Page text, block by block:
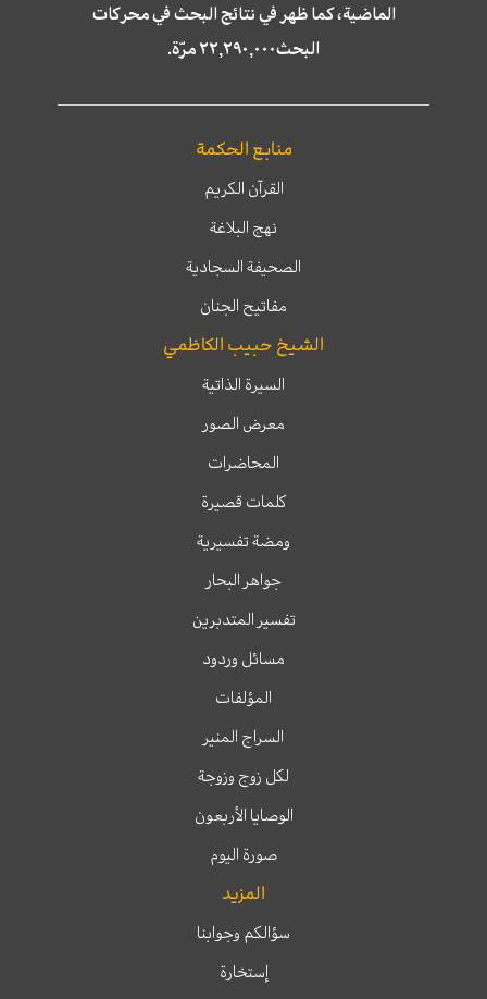
الماضية، كما ظهر في نتائج البحث في محركات
البحث٢٢,٢٩٠,٠٠٠ مرّة.
منابع الحكمة
القرآن الكريم
نهج البلاغة
الصحيفة السجادية
مفاتيح الجنان
الشيخ حبيب الكاظمي
السيرة الذاتية
معرض الصور
المحاضرات
كلمات قصيرة
ومضة تفسيرية
جواهر البحار
تفسير المتدبرين
مسائل وردود
المؤلفات
السراج المنير
لكل زوج وزوجة
الوصايا الأربعون
صورة اليوم
المزيد
سؤالكم وجوابنا
إستخارة